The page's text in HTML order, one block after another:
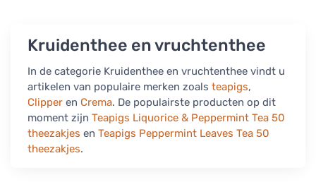
Kruidenthee en vruchtenthee
In de categorie Kruidenthee en vruchtenthee vindt u
artikelen van populaire merken zoals teapigs,
Clipper en Crema. De populairste producten op dit
moment zijn Teapigs Liquorice & Peppermint Tea 50
theezakjes en Teapigs Peppermint Leaves Tea 50
theezakjes.